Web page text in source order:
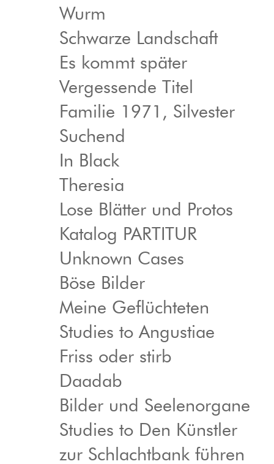
Wurm
Schwarze Landschaft
Es kommt später
Vergessende Titel
Familie 1971, Silvester
Suchend
In Black
Theresia
Lose Blätter und Protos
Katalog PARTITUR
Unknown Cases
Böse Bilder
Meine Geflüchteten
Studies to Angustiae
Friss oder stirb
Daadab
Bilder und Seelenorgane
Studies to Den Künstler
zur Schlachtbank führen